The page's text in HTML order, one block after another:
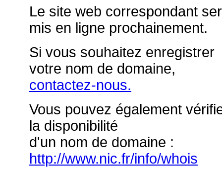
Le site web correspondant
mis en ligne prochainement.
Si vous souhaitez enregistrer
votre nom de domaine,
contactez-nous.
Vous pouvez également
la disponibilité
d'un nom de domaine :
http://www.nic.fr/info/whois